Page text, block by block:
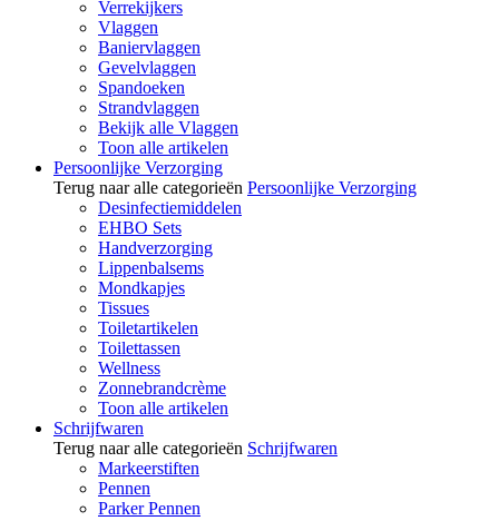
Verrekijkers
Vlaggen
Baniervlaggen
Gevelvlaggen
Spandoeken
Strandvlaggen
Bekijk alle Vlaggen
Toon alle artikelen
Persoonlijke Verzorging
Terug naar alle categorieën Persoonlijke Verzorging
Desinfectiemiddelen
EHBO Sets
Handverzorging
Lippenbalsems
Mondkapjes
Tissues
Toiletartikelen
Toilettassen
Wellness
Zonnebrandcrème
Toon alle artikelen
Schrijfwaren
Terug naar alle categorieën Schrijfwaren
Markeerstiften
Pennen
Parker Pennen